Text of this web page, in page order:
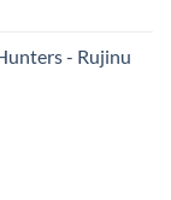
- Rujinu